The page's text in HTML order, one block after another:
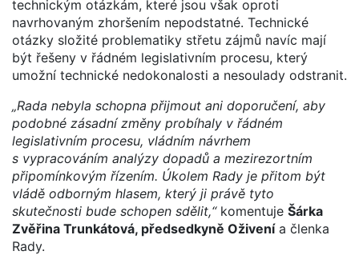
technickým otázkám, které jsou však oproti
navrhovaným zhoršením nepodstatné. Technické
otázky složité problematiky střetu zájmů navíc mají
být řešeny v řádném legislativním procesu, který
umožní technické nedokonalosti a nesoulady odstranit.
„Rada nebyla schopna přijmout ani doporučení, aby
podobné zásadní změny probíhaly v řádném
legislativním procesu, vládním návrhem
s vypracováním analýzy dopadů a mezirezortním
připomínkovým řízením. Úkolem Rady je přitom být
vládě odborným hlasem, který ji právě tyto
skutečnosti bude schopen sdělit,“komentuje Šárka
Zvěřina Trunkátová, předsedkyně Oživenía členka
Rady.